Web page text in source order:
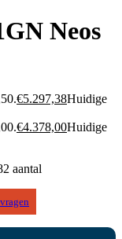
Neos
€5.297,38Huidige
€4.378,00Huidige
aantal